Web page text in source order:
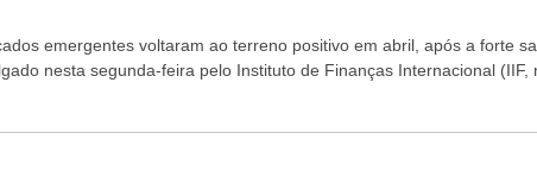
emergentes voltaram ao terreno positivo em abril, após a forte
nesta segunda-feira pelo Instituto de Finanças Internacional (IIF,